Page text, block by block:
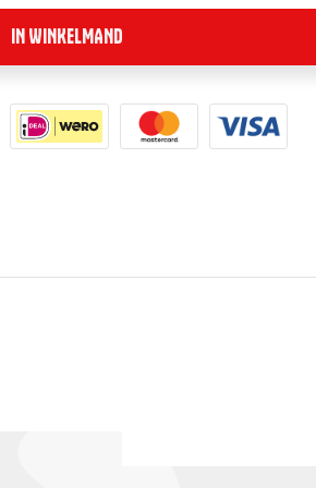
IN WINKELMAND